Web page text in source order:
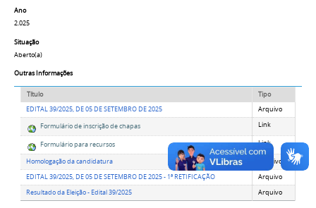
Ano
2.025
Situação
Aberto(a)
Outras Informações
Título
Tipo
EDITAL 39/2025, DE 05 DE SETEMBRO DE 2025
Arquivo
Formulário de inscrição de chapas
Link
Formulário para recursos Link
Homologação da candidatura
Arquivo
EDITAL 39/2025, DE 05 DE SETEMBRO DE 2025 - 1ª RETIFICAÇÃO
Arquivo
Resultado da Eleição - Edital 39/2025
Arquivo